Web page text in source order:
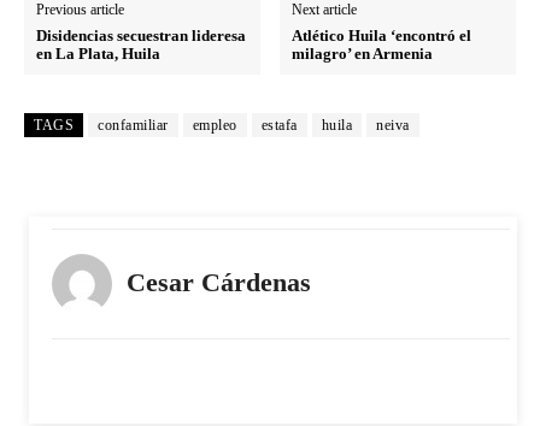
Previous article
Disidencias secuestran lideresa
en La Plata, Huila
Next article
Atlético Huila ‘encontró el
milagro’ en Armenia
TAGS confamiliar empleo estafa huila neiva
Cesar Cárdenas